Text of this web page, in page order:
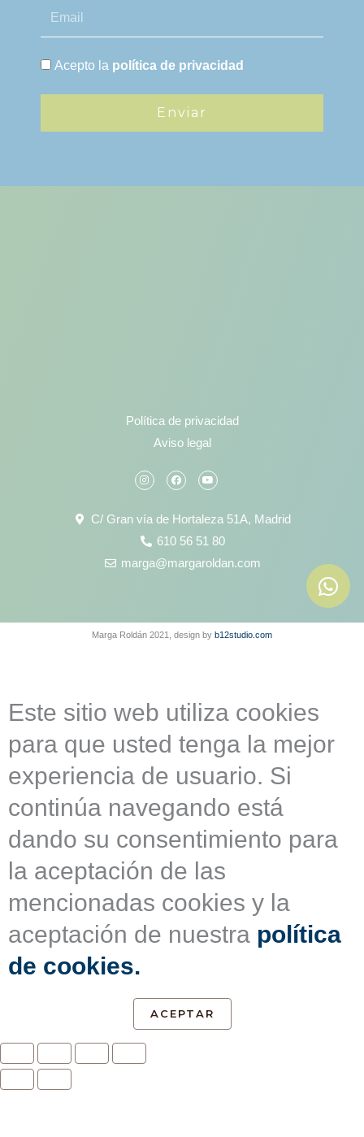
Email
Acepto la política de privacidad
Enviar
Política de privacidad
Aviso legal
InstagramFacebookYoutube
C/ Gran vía de Hortaleza 51A, Madrid
610 56 51 80
marga@margaroldan.com
W
h
a
Marga Roldán 2021, design by b12studio.com
Este sitio web utiliza cookies
para que usted tenga la mejor
experiencia de usuario. Si
continúa navegando está
dando su consentimiento para
la aceptación de las
mencionadas cookies y la
aceptación de nuestra política
de cookies.
ACEPTAR